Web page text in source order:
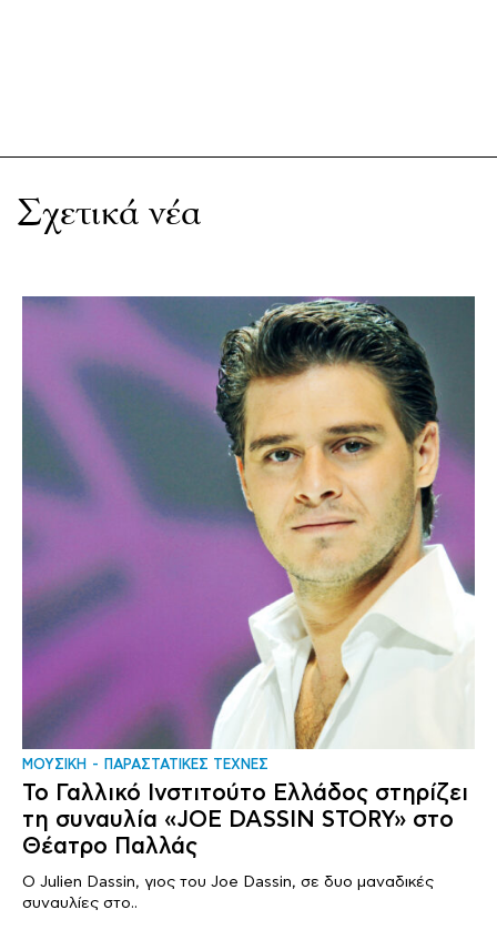
Σχετικά νέα
ΜΟΥΣΙΚΗ ΠΑΡΑΣΤΑΤΙΚΕΣ ΤΕΧΝΕΣ
Το Γαλλικό Ινστιτούτο Ελλάδος στηρίζει
τη συναυλία «JOE DASSIN STORY» στο
Θέατρο Παλλάς
Ο Julien Dassin, γιος του Joe Dassin, σε δυο μαναδικές
συναυλίες στο..